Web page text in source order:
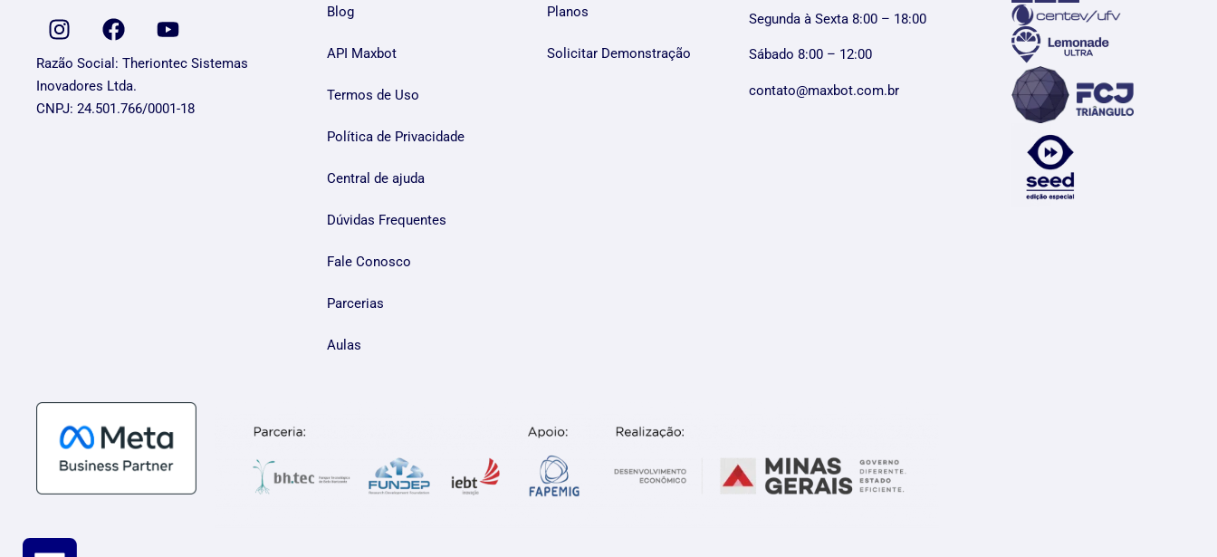
Razão Social: Theriontec Sistemas
Inovadores Ltda.
CNPJ: 24.501.766/0001-18
Blog
API Maxbot
Termos de Uso
Política de Privacidade
Central de ajuda
Dúvidas Frequentes
Fale Conosco
Parcerias
Aulas
Planos
Solicitar Demonstração
Segunda à Sexta 8:00 – 18:00
Sábado 8:00 – 12:00
contato@maxbot.com.br